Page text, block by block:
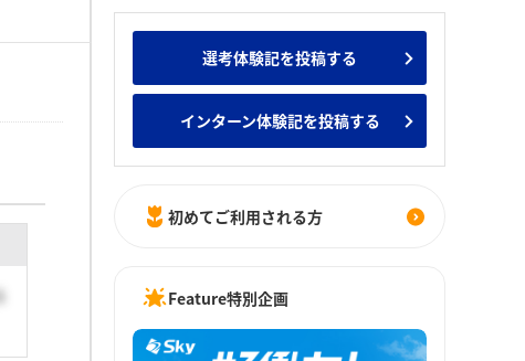
なの新卒就職人気企業ランキング みんなのインターン人気企業ランキ
卒 IT・DX現場社員インタビュー
選考体験記を投稿する
インターン体験記を投稿する
初めてご利用される方
Feature特別企画